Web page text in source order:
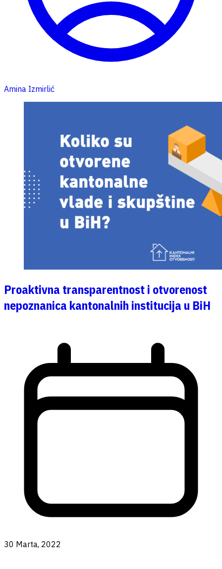
Amina Izmirlić
Proaktivna transparentnost i otvorenost
nepoznanica kantonalnih institucija u BiH
30 Marta, 2022